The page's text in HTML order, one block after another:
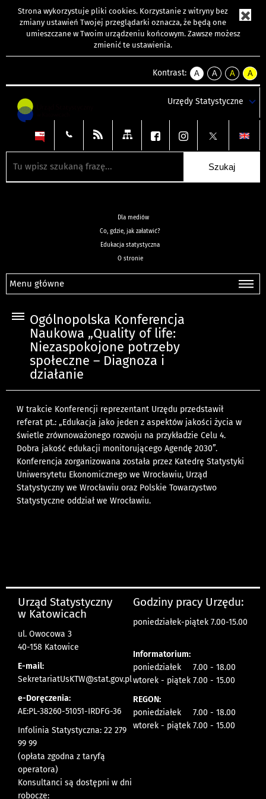
Strona wykorzystuje pliki cookies. Korzystanie z witryny bez
zmiany ustawień Twojej przeglądarki oznacza, że będą one
umieszczane w Twoim urządzeniu końcowym. Zawsze możesz
zmienić te ustawienia.
Kontrast:
A
kontrast
A
kontrast
tekst
czarnym
A
kontrast
tekst
czarnym
A
tekst
żółtym
Urzędy Statystyczne
Dla mediów
Co, gdzie, jak załatwić?
Edukacja statystyczna
O stronie
Menu główne
Ogólnopolska Konferencja
Naukowa „Quality of life:
Niezaspokojone potrzeby
społeczne – Diagnoza i
działanie
W trakcie Konferencji reprezentant Urzędu przedstawił
referat pt.: „Edukacja jako jeden z aspektów jakości życia w
świetle zrównoważonego rozwoju na przykładzie Celu 4.
Dobra jakość edukacji monitorującego Agendę 2030”.
Konferencja zorganizowana została przez Katedrę Statystyki
Uniwersytetu Ekonomicznego we Wrocławiu, Urząd
Statystyczny we Wrocławiu oraz Polskie Towarzystwo
Statystyczne oddział we Wrocławiu.
Urząd Statystyczny
w Katowicach
ul. Owocowa 3
40-158 Katowice
E-mail:
SekretariatUsKTW@stat.gov.pl
e-Doręczenia:
AE:PL-38260-51051-IRDFG-36
Infolinia Statystyczna: 22 279
99 99
(opłata zgodna z taryfą
operatora)
Konsultanci są dostępni w dni
robocze:
Godziny pracy Urzędu:
poniedziałek-piątek 7.00-15.00
Informatorium:
poniedziałek 7.00 - 18.00
wtorek - piątek 7.00 - 15.00
REGON:
poniedziałek 7.00 - 18.00
wtorek - piątek 7.00 - 15.00